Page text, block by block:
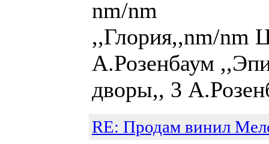
nm/nm 4
,,Глория,,nm/nm
А.Розенбаум
дворы,, 3
RE: Продам винил